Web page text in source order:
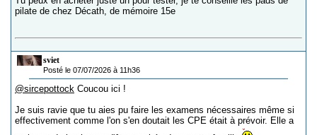
pilate de chez Décath, de mémoire 15e
sviet
Posté le 07/07/2026 à 11h36
@sircepottock Coucou ici !
Je suis ravie que tu aies pu faire les examens nécessaires même si
effectivement comme l'on s'en doutait les CPE était à prévoir. Elle a